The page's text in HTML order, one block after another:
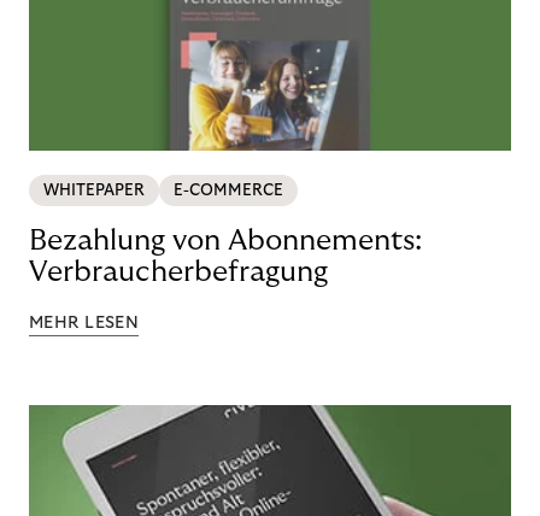
WHITEPAPER E-COMMERCE
Bezahlung von Abonnements:
Verbraucherbefragung
MEHR LESEN